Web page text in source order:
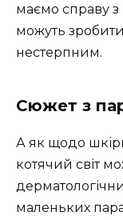
маємо справу
можуть
нестерпним.
Сюжет з
А як щодо
котячий світ
маленьких